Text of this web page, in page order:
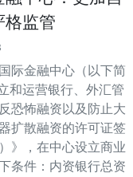
格监管
际金融中心（以下简
和运营银行、外汇管
恐怖融资以及防止大
扩散融资的许可证签
》，在中心设立商业
条件：内资银行总资